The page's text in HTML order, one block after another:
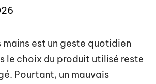
mains est un geste quotidien
le choix du produit utilisé reste
Pourtant, un mauvais